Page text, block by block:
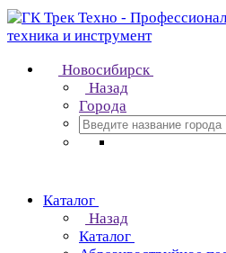
Новосибирск
Назад
Города
Каталог
Назад
Каталог